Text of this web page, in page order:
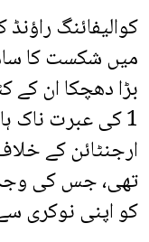
میں شکست کا
ارجنٹائن کے
تھی، جس کی
کو اپنی نوکری سے